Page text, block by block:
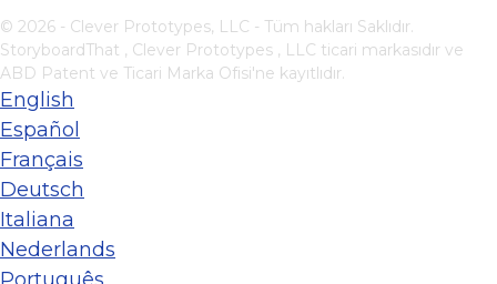
© 2026 - Clever Prototypes, LLC - Tüm hakları Saklıdır.
StoryboardThat , Clever Prototypes , LLC ticari markasıdır ve
ABD Patent ve Ticari Marka Ofisi'ne kayıtlıdır.
English
Español
Français
Deutsch
Italiana
Nederlands